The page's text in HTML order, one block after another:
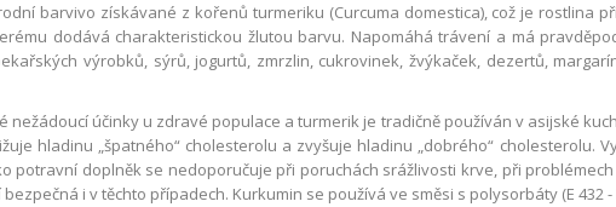
barvivo získávané z kořenů turmeriku (Curcuma domestica), což je rostlina
dodává charakteristickou žlutou barvu. Napomáhá trávení a má
výrobků, sýrů, jogurtů, zmrzlin, cukrovinek, žvýkaček, dezertů,
nežádoucí účinky u zdravé populace a turmerik je tradičně používán v asijské
hladinu „špatného“ cholesterolu a zvyšuje hladinu „dobrého“ cholesterolu.
potravní doplněk se nedoporučuje při poruchách srážlivosti krve, při
i v těchto případech. Kurkumin se používá ve směsi s polysorbáty (E 432